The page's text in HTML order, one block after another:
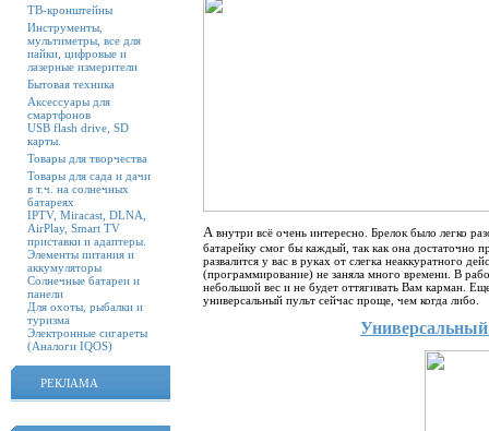
ТВ-кронштейны
Инструменты,
мультиметры, все для
пайки, цифровые и
лазерные измерители
Бытовая техника
Аксессуары для
смартфонов
USB flash drive, SD
карты.
Товары для творчества
Товары для сада и дачи
в т.ч. на солнечных
батареях
IPTV, Miracast, DLNA,
AirPlay, Smart TV
приставки и адаптеры.
Элементы питания и
аккумуляторы
Солнечные батареи и
панели
Для охоты, рыбалки и
туризма
Электронные сигареты
(Аналоги IQOS)
РЕКЛАМА
А внутри всё очень интересно. Брелок было легко
батарейку смог бы каждый, так как она достаточно
развалится у вас в руках от слегка неаккуратного
(программирование) не заняла много времени. В
небольшой вес и не будет оттягивать Вам карман.
универсальный пульт сейчас проще, чем когда либо.